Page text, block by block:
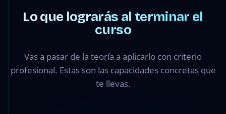
Lo que lograrás al terminar el
curso
Vas a pasar de la teoría a aplicarlo con criterio
profesional. Estas son las capacidades concretas que
te llevas.